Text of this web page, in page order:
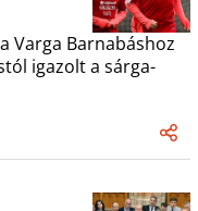
Varga Barnabáshoz
igazolt a sárga-